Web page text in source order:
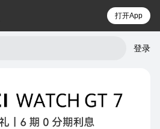
打开App
登录